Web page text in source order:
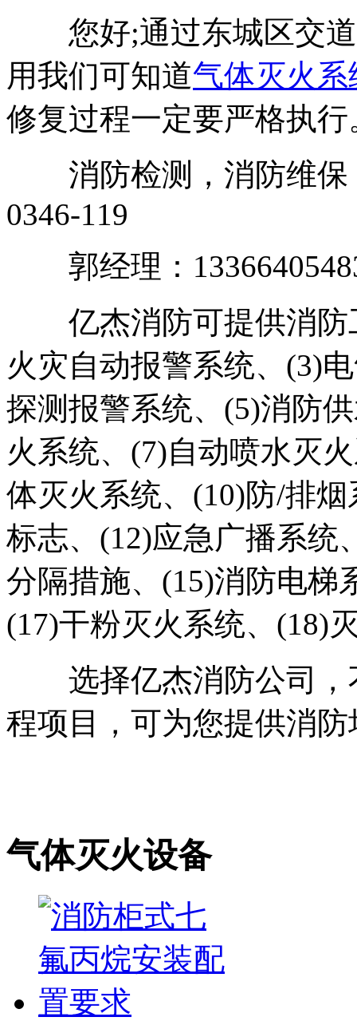
您好;通过东城区交道
用我们可知道气体灭火系
修复过程一定要严格执行
消防检测，消防维保
0346-119
郭经理：
亿杰消防可提供消防
火灾自动报警系统、(3)
探测报警系统、(5)消防
火系统、(7)自动喷水灭
体灭火系统、(10)防/排
标志、(12)应急广播系统
分隔措施、(15)消防电梯
(17)干粉灭火系统、(18)
选择亿杰消防公司，
程项目，可为您提供消
气体灭火设备